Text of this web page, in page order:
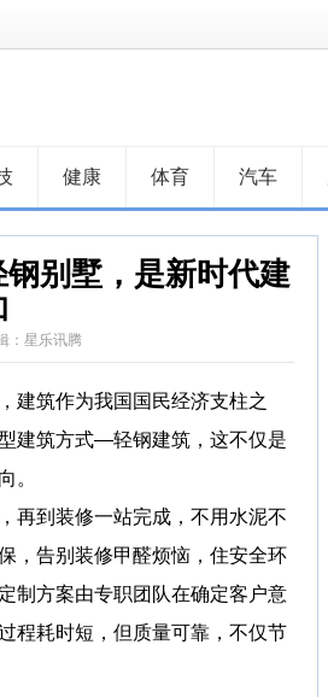
健康 体育 汽车
别墅，是新时代建
：星乐讯腾
建筑作为我国国民经济支柱之
建筑方式—轻钢建筑，这不仅是
。
再到装修一站完成，不用水泥不
，告别装修甲醛烦恼，住安全环
制方案由专职团队在确定客户意
程耗时短，但质量可靠，不仅节